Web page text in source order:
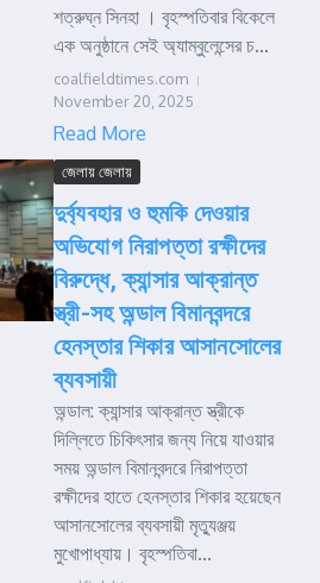
শত্রুঘ্ন সিনহা । বৃহস্পতিবার বিকেলে
এক অনুষ্ঠানে সেই অ্যাম্বুলেন্সের চ...
coalfieldtimes.com
November 20, 2025
Read More
জেলায় জেলায়
দুর্ব্যবহার ও হুমকি দেওয়ার
অভিযোগ নিরাপত্তা রক্ষীদের
বিরুদ্ধে, ক্যান্সার আক্রান্ত
স্ত্রী-সহ অন্ডাল বিমানবন্দরে
হেনস্তার শিকার আসানসোলের
ব্যবসায়ী
অন্ডাল: ক্যান্সার আক্রান্ত স্ত্রীকে
দিল্লিতে চিকিৎসার জন্য নিয়ে যাওয়ার
সময় অন্ডাল বিমানবন্দরে নিরাপত্তা
রক্ষীদের হাতে হেনস্তার শিকার হয়েছেন
আসানসোলের ব্যবসায়ী মৃত্যুঞ্জয়
মুখোপাধ্যায়। বৃহস্পতিবা...